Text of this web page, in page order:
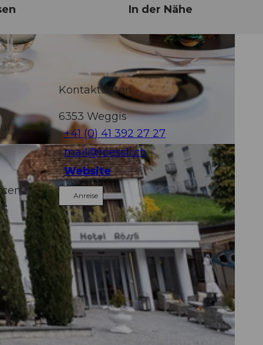
|
In der Nähe
Kontaktdaten
6353 Weggis
+41 (0) 41 392 27 27
mail@roessli.ch
Website
Anreise